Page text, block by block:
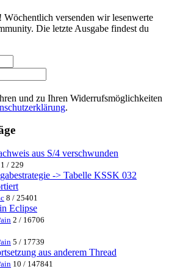
Wöchentlich versenden wir lesenwerte
Die letzte Ausgabe findest du
und zu Ihren Widerrufsmöglichkeiten
.
aus S/4 verschwunden
1 / 229
-> Tabelle KSSK 032
8 / 25401
Eclipse
2 / 16706
5 / 17739
aus anderem Thread
10 / 147841